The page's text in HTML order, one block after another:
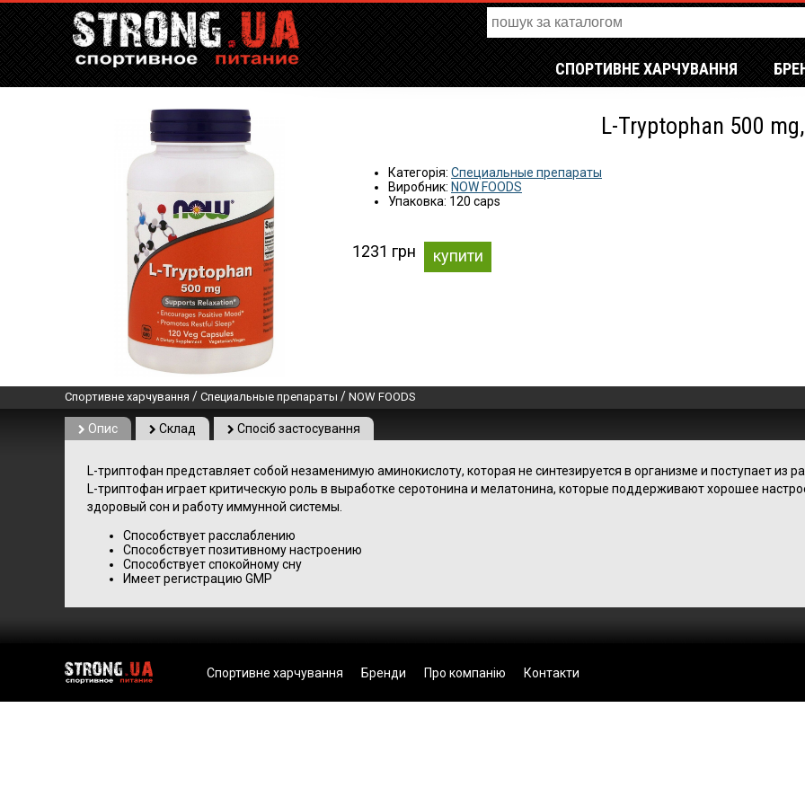
СПОРТИВНЕ ХАРЧУВАННЯ
L-Tryptophan 500
Категорія: Специальные препараты
Виробник: NOW FOODS
Упаковка: 120 caps
1231 грн купити
Спортивне харчування / Специальные препараты / NOW FOODS
Опис Склад Спосіб застосування
L-триптофан представляет собой незаменимую аминокислоту, которая не синтезируется в организме и поступает из
L-триптофан играет критическую роль в выработке серотонина и мелатонина, которые поддерживают хорошее
здоровый сон и работу иммунной системы.
Способствует расслаблению
Способствует позитивному настроению
Способствует спокойному сну
Имеет регистрацию GMP
Спортивне харчування Бренди Про компанію Контакти